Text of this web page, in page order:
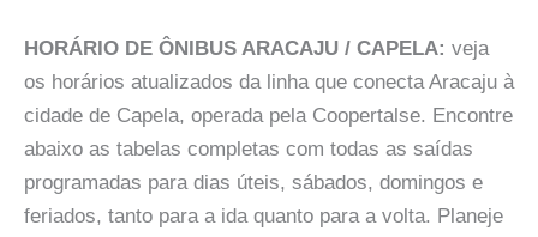
HORÁRIO DE ÔNIBUS ARACAJU / CAPELA: veja
os horários atualizados da linha que conecta Aracaju à
cidade de Capela, operada pela Coopertalse. Encontre
abaixo as tabelas completas com todas as saídas
programadas para dias úteis, sábados, domingos e
feriados, tanto para a ida quanto para a volta. Planeje